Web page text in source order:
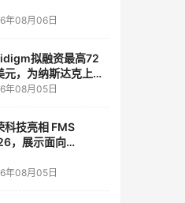
年08月06日
拟融资最高72
元，为纳斯达克上市
备
年08月05日
科技亮相 FMS
，展示面向
方案
年08月05日